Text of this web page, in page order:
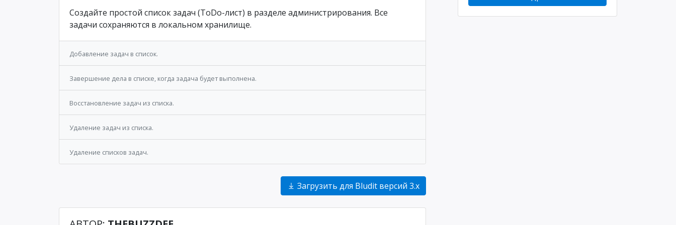
Создайте простой список задач (ToDo-лист) в разделе администрирования. Все
задачи сохраняются в локальном хранилище.
Добавление задач в список.
Завершение дела в списке, когда задача будет выполнена.
Восстановление задач из списка.
Удаление задач из списка.
Удаление списков задач.
Загрузить для Bludit версий 3.x